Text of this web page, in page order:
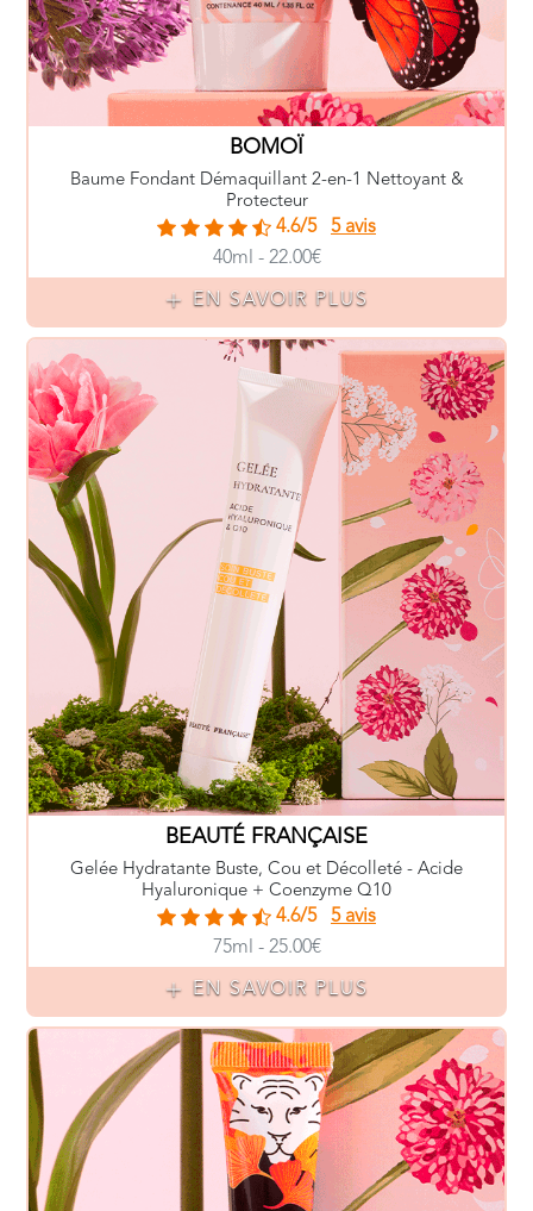
BOMOÏ
Baume Fondant Démaquillant 2-en-1 Nettoyant &
Protecteur
4.6/5
5 avis
40ml - 22.00€
EN SAVOIR PLUS
BEAUTÉ FRANÇAISE
Gelée Hydratante Buste, Cou et Décolleté - Acide
Hyaluronique + Coenzyme Q10
4.6/5
5 avis
75ml - 25.00€
EN SAVOIR PLUS